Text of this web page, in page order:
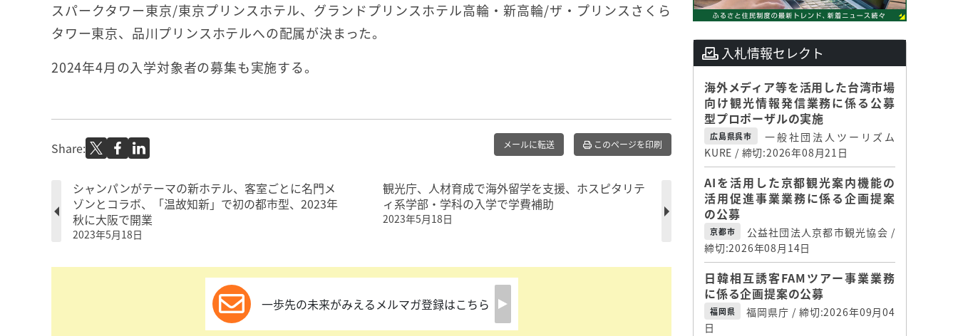
スパークタワー東京/東京プリンスホテル、グランドプリンスホテル高輪・新高輪/ザ・プリンスさくら
タワー東京、品川プリンスホテルへの配属が決まった。
2024年4月の入学対象者の募集も実施する。
Share: メールに転送 このページを印刷
シャンパンがテーマの新ホテル、客室ごとに名門メ
ゾンとコラボ、「温故知新」で初の都市型、2023年
秋に大阪で開業
2023年5月18日
観光庁、人材育成で海外留学を支援、ホスピタリテ
ィ系学部・学科の入学で学費補助
2023年5月18日
一歩先の未来がみえるメルマガ登録はこちら
入札情報セレクト
海外メディア等を活用した台湾市場
向け観光情報発信業務に係る公募
型プロポーザルの実施
広島県呉市
一般社団法人ツーリズム
KURE / 締切:2026年08月21日
AIを活用した京都観光案内機能の
活用促進事業業務に係る企画提案
の公募
京都市
公益社団法人京都市観光協会 /
締切:2026年08月14日
日韓相互誘客FAMツアー事業業務
に係る企画提案の公募
福岡県
福岡県庁 / 締切:2026年09月04
日